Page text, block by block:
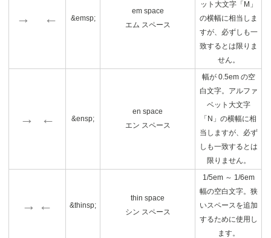
→ ← &emsp;
em space
エム スペース
ット大文字「M」
の横幅に相当しま
すが、必ずしも一
致するとは限りま
せん。
→ ← &ensp;
en space
エン スペース
幅が 0.5em の空
白文字。アルファ
ベット大文字
「N」の横幅に相
当しますが、必ず
しも一致するとは
限りません。
→ ← &thinsp;
thin space
シン スペース
1/5em ～ 1/6em
幅の空白文字。狭
いスペースを追加
するために使用し
ます。